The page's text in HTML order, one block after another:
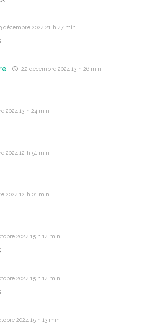
décembre 2024 21 h 47 min
22 décembre 2024 13 h 26 min
2024 13 h 24 min
2024 12 h 51 min
2024 12 h 01 min
2024 15 h 14 min
2024 15 h 14 min
2024 15 h 13 min